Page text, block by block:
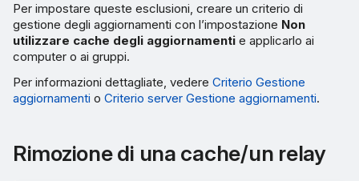
Per impostare queste esclusioni, creare un criterio di
gestione degli aggiornamenti con l’impostazione Non
utilizzare cache degli aggiornamenti e applicarlo ai
computer o ai gruppi.
Per informazioni dettagliate, vedere Criterio Gestione
aggiornamenti o Criterio server Gestione aggiornamenti.
Rimozione di una cache/un relay